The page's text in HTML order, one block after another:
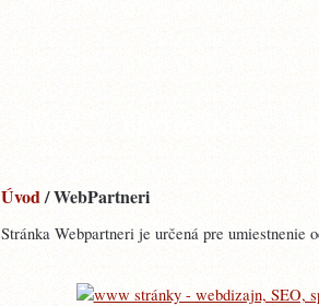
Úvod/ WebPartneri
Stránka Webpartneri je určená pre umiestnenie